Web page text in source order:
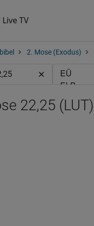
Live TV
2. Mose (Exodus)
22,25 (LUT)